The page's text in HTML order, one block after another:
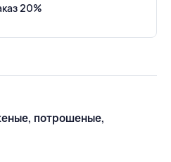
20%
потрошеные,